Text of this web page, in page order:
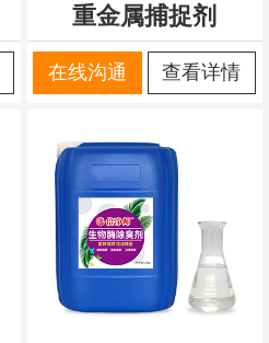
重金属捕捉剂
在线沟通 查看详情